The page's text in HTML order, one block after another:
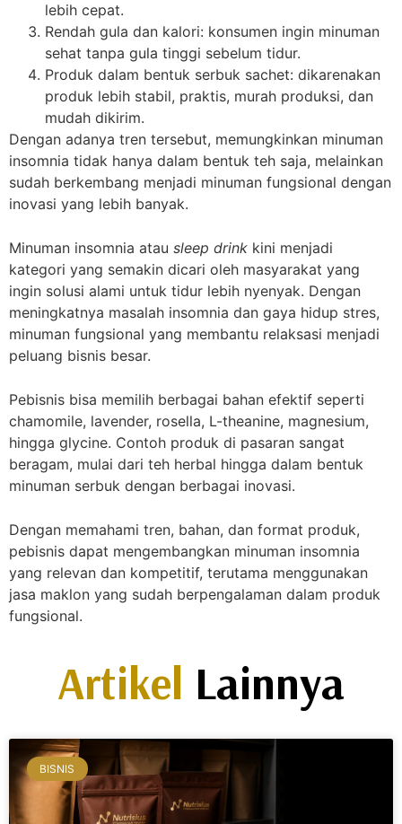
lebih cepat.
Rendah gula dan kalori: konsumen ingin minuman
sehat tanpa gula tinggi sebelum tidur.
Produk dalam bentuk serbuk sachet: dikarenakan
produk lebih stabil, praktis, murah produksi, dan
mudah dikirim.
Dengan adanya tren tersebut, memungkinkan minuman
insomnia tidak hanya dalam bentuk teh saja, melainkan
sudah berkembang menjadi minuman fungsional dengan
inovasi yang lebih banyak.
Minuman insomnia atau sleep drink kini menjadi
kategori yang semakin dicari oleh masyarakat yang
ingin solusi alami untuk tidur lebih nyenyak. Dengan
meningkatnya masalah insomnia dan gaya hidup stres,
minuman fungsional yang membantu relaksasi menjadi
peluang bisnis besar.
Pebisnis bisa memilih berbagai bahan efektif seperti
chamomile, lavender, rosella, L-theanine, magnesium,
hingga glycine. Contoh produk di pasaran sangat
beragam, mulai dari teh herbal hingga dalam bentuk
minuman serbuk dengan berbagai inovasi.
Dengan memahami tren, bahan, dan format produk,
pebisnis dapat mengembangkan minuman insomnia
yang relevan dan kompetitif, terutama menggunakan
jasa maklon yang sudah berpengalaman dalam produk
fungsional.
Artikel Lainnya
BISNIS